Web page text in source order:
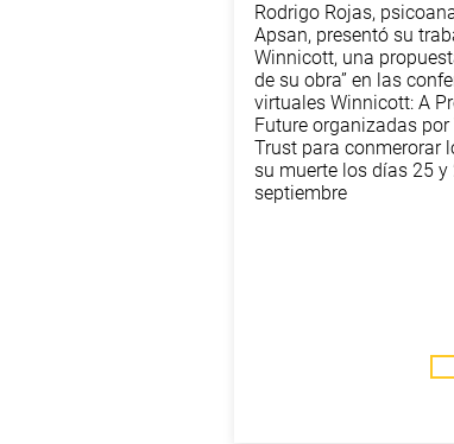
Rodrigo Rojas,
Apsan, presentó su
Winnicott, una
de su obra” en las
virtuales Winnicott: A
Future organizadas
Trust para conmerorar
su muerte los días 25 y
septiembre